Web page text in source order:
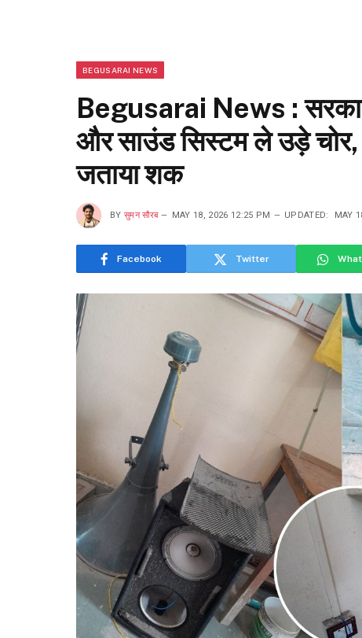
BEGUSARAI NEWS
Begusarai News :
और साउंड सिस्टम ले उड़े चोर,
जताया शक
BY सुमन सौरब MAY 18, 2026 12:25 PM UPDATED: MAY
Facebook Twitter